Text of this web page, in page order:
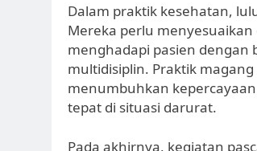
Dalam praktik kesehatan,
Mereka perlu
menghadapi pasien dengan
multidisiplin. Praktik
menumbuhkan
tepat di situasi darurat.
Pada akhirnya, kegiatan